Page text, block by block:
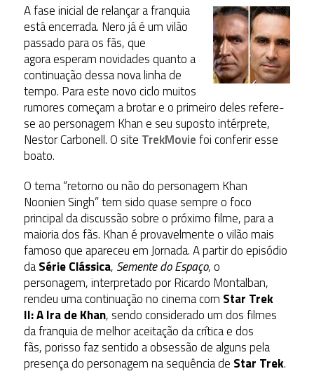
A fase inicial de relançar a franquia
está encerrada. Nero já é um vilão
passado para os fãs, que
agora esperam novidades quanto a
continuação dessa nova linha de
tempo. Para este novo ciclo muitos
rumores começam a brotar e o primeiro deles refere-
se ao personagem Khan e seu suposto intérprete,
Nestor Carbonell. O site TrekMoviefoi conferir esse
boato.
O tema “retorno ou não do personagem Khan
Noonien Singh” tem sido quase sempre o foco
principal da discussão sobre o próximo filme, para a
maioria dos fãs. Khan é provavelmente o vilão mais
famoso que apareceu em Jornada. A partir do episódio
daSérie Clássica, Semente do Espaço, o
personagem, interpretado por Ricardo Montalban,
rendeu uma continuação no cinema com Star Trek
II: A Ira de Khan, sendo considerado um dos filmes
da franquia de melhor aceitação da crítica e dos
fãs, porisso faz sentido a obsessão de alguns pela
presença do personagem na sequência de Star Trek.